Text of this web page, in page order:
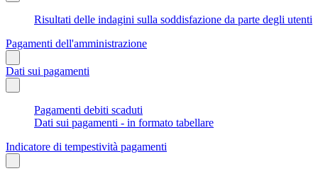
Risultati delle indagini sulla soddisfazione da parte degli utenti
Pagamenti dell'amministrazione
Dati sui pagamenti
Pagamenti debiti scaduti
Dati sui pagamenti - in formato tabellare
Indicatore di tempestività pagamenti